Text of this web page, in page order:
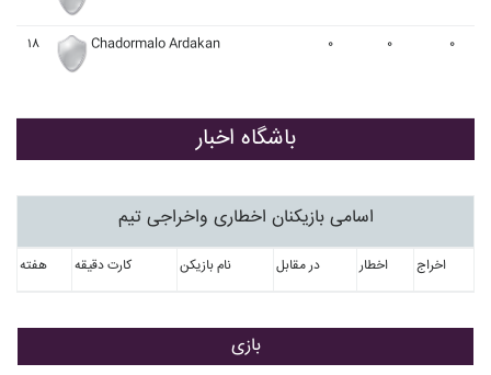
۱۸ Chadormalo Ardakan ۰ ۰ ۰
باشگاه اخبار
اسامی بازیکنان اخطاری واخراجی تیم
هفته کارت دقیقه نام بازیکن در مقابل اخطار اخراج
بازی